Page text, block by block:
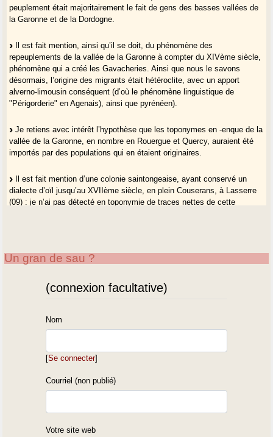
peuplement était majoritairement le fait de gens des basses vallées de
la Garonne et de la Dordogne.
Il est fait mention, ainsi qu’il se doit, du phénomène des
repeuplements de la vallée de la Garonne à compter du XIVème siècle,
phénomène qui a créé les Gavacheries. Ainsi que nous le savons
désormais, l’origine des migrants était hétéroclite, avec un apport
alverno-limousin conséquent (d’où le phénomène linguistique de
"Périgorderie" en Agenais), ainsi que pyrénéen).
Je retiens avec intérêt l’hypothèse que les toponymes en -enque de la
vallée de la Garonne, en nombre en Rouergue et Quercy, auraient été
importés par des populations qui en étaient originaires.
Il est fait mention d’une colonie saintongeaise, ayant conservé un
dialecte d’oïl jusqu’au XVIIème siècle, en plein Couserans, à Lasserre
(09) : je n’ai pas détecté en toponymie de traces nettes de cette
Dans tous les cas, cet article brosse avec concision un certain temps
long des zones d"influence : certains phénomènes d’attraction ont
transports.
Un gran de sau ?
(connexion facultative)
Nom
[Se connecter]
Courriel (non publié)
Votre site web